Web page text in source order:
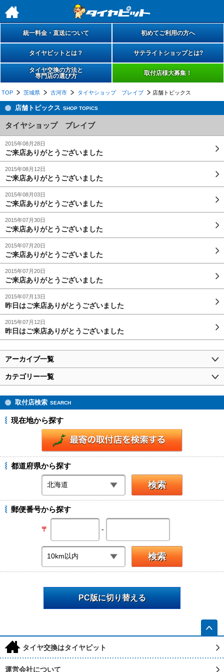
h
統一料金・直送について 初めてご利用の方へ
タイヤピットとは？ サテライトショップとは?
タイヤ交換の方法と
専門店の選び方
取付店様大募集！
TOP 茨城県 古河市 タイヤショップ ブレイブ 店舗トピックス
店舗トピックス SHOP TOPICS
タイヤショップ ブレイブ
2015年08月28日
ご来店ありがとうございました
2015年08月12日
ご来店ありがとうございました
2015年08月03日
ご来店ありがとうございました
2015年07月30日
ご来店ありがとうございました
2015年07月20日
ご来店ありがとうございました
2015年07月20日
ご来店ありがとうございました
2015年07月13日
昨日はご来店ありがとうございました
2015年07月12日
昨日はご来店ありがとうございました
アーカイブ一覧
カテゴリー一覧
取付店検索 SEARCH
現在地から探す
都道府県から探す
郵便番号から探す
〒 -
PC版に切り替える
h タイヤ交換はタイヤピット
運営会社について